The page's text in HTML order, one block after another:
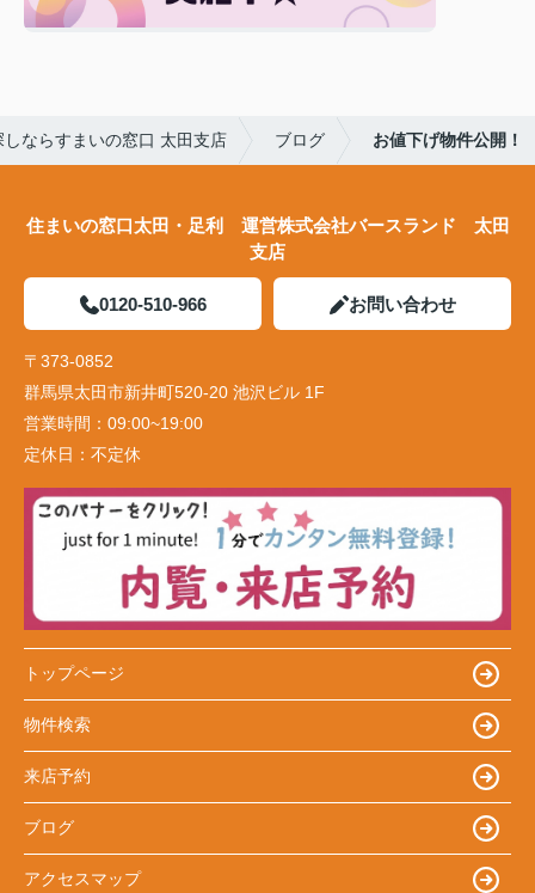
ならすまいの窓口 太田支店 ブログ お値下げ物件公開！
住まいの窓口太田・足利 運営株式会社バースランド 太田
支店
0120-510-966 お問い合わせ
〒373-0852
群馬県太田市新井町520-20 池沢ビル 1F
営業時間： 09:00~19:00
定休日： 不定休
トップページ
物件検索
来店予約
ブログ
アクセスマップ